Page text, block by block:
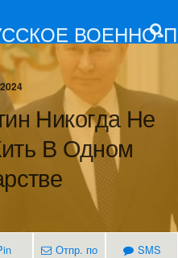
ВОЕННО-
Никогда Не
В Одном
Отпр. по
SMS